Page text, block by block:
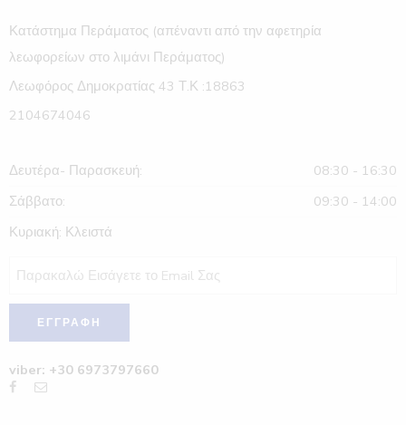
Κατάστημα Περάματος (απέναντι από την αφετηρία
λεωφορείων στο λιμάνι Περάματος)
Λεωφόρος Δημοκρατίας 43 Τ.Κ :18863
2104674046
Δευτέρα- Παρασκευή:
08:30 - 16:30
Σάββατο:
09:30 - 14:00
Κυριακή: Κλειστά
viber: +30 6973797660